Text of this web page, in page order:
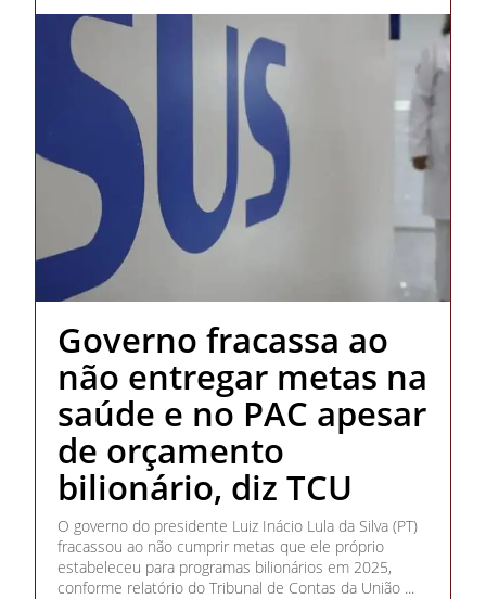
Governo fracassa ao
não entregar metas na
saúde e no PAC apesar
de orçamento
bilionário, diz TCU
O governo do presidente Luiz Inácio Lula da Silva (PT)
fracassou ao não cumprir metas que ele próprio
estabeleceu para programas bilionários em 2025,
conforme relatório do Tribunal de Contas da União ...